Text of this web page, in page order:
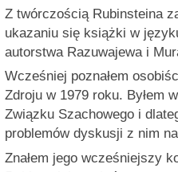
Z twórczością Rubinsteina
ukazaniu się książki w
autorstwa Razuwajewa i
Wcześniej poznałem
Zdroju w 1979 roku. Byłem
Związku Szachowego i
problemów dyskusji z nim
Znałem jego wcześniejszy